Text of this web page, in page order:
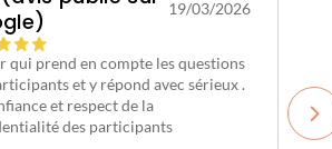
19/03/2026
qui prend en compte les questions
et y répond avec sérieux .
et respect de la
des participants